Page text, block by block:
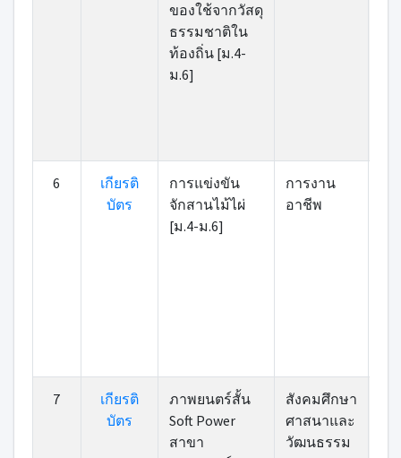
ของใช้จากวัสดุ
ธรรมชาติใน
ท้องถิ่น [ม.4-
ม.6]
6
เกียรติ
บัตร
การแข่งขัน
จักสานไม้ไผ่
[ม.4-ม.6]
การงาน
อาชีพ
7
เกียรติ
บัตร
ภาพยนตร์สั้น
Soft Power
สาขา
สังคมศึกษา
ศาสนาและ
วัฒนธรรม